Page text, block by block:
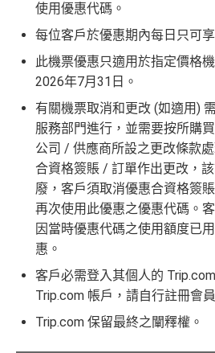
使用優惠代碼。
每位客戶於優惠期內每日只可
此機票優惠只適用於指定價格
2026年7月31日。
有關機票取消和更改 (如適用)
服務部門進行，並需要按所購
公司 / 供應商所設之更改條款
合資格簽賬 / 訂單作出更改，
廢，客戶須取消優惠合資格簽
再次使用此優惠之優惠代碼。
因當時優惠代碼之使用額度已
惠。
客戶必需登入其個人的
Trip.com 帳戶，請自行註冊會員
Trip.com 保留最終之闡釋權。